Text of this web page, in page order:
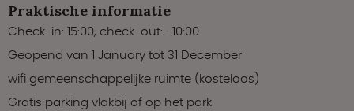
Praktische informatie
Check-in: 15:00, check-out: -10:00
Geopend van 1 January tot 31 December
wifi gemeenschappelijke ruimte (kosteloos)
Gratis parking vlakbij of op het park